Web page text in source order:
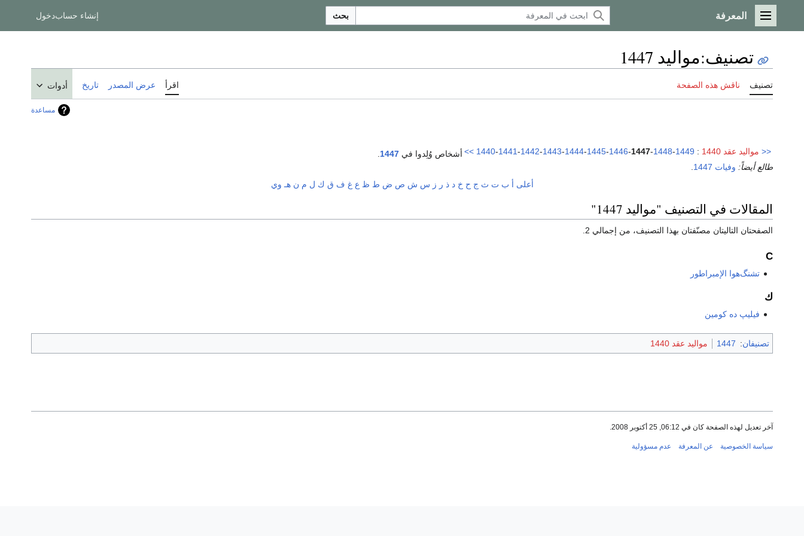
القائمة الرئيسية
المعرفة بحث إنشاء حسابدخول
تصنيف:مواليد 1447
تصنيف ناقش هذه الصفحة اقرأ عرض المصدر تاريخ أدوات
مساعدة
<< مواليد عقد 1440 :
1440-1441-1442-1443-1444-1445-1446-1447-1448-1449
>> أشخاص وُلِدوا في 1447
طالع أيضاً: وفيات 1447
أعلى أ ب ت ث ج ح خ د ذ ر ز س ش ص ض ط ظ ع غ ف ق ك ل م ن هـ وي
المقالات في التصنيف "مواليد 1447"
الصفحتان التاليتان مصنّفتان بهذا التصنيف، من إجمالي 2.
C
تشنگ‌هوا الإمبراطور
ك
فيليپ ده كومين
تصنيفان:
1447 مواليد عقد 1440
آخر تعديل لهذه الصفحة كان في 06:12, 25 أكتوبر 2008.
سياسة الخصوصية عن المعرفة عدم مسؤولية